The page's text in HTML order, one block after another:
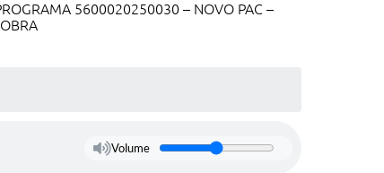
5600020250030 – NOVO PAC –
Volume